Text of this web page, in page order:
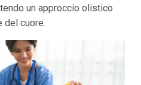
un approccio olistico
del cuore.